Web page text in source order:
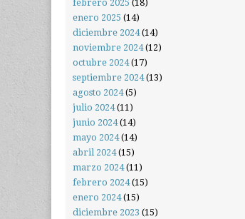
febrero 2025 (18)
enero 2025 (14)
diciembre 2024(14)
noviembre 2024(12)
octubre 2024(17)
septiembre 2024(13)
agosto 2024(5)
julio 2024(11)
junio 2024(14)
mayo 2024(14)
abril 2024(15)
marzo 2024(11)
febrero 2024(15)
enero 2024(15)
diciembre 2023 (15)